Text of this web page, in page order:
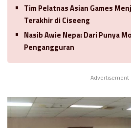
Tim Pelatnas Asian Games
Terakhir di Ciseeng
Nasib Awie Nepa: Dari Punya
Pengangguran
Advertisement